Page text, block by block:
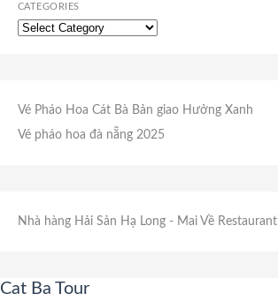
CATEGORIES
Vé Pháo Hoa Cát Bà Bản giao Hưởng Xanh
Vé pháo hoa đà nẵng 2025
Nhà hàng Hải Sản Hạ Long - Mai Về Restaurant
Cat Ba Tour